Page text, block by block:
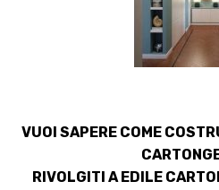
VUOI SAPERE COME
RIVOLGITI A EDILE